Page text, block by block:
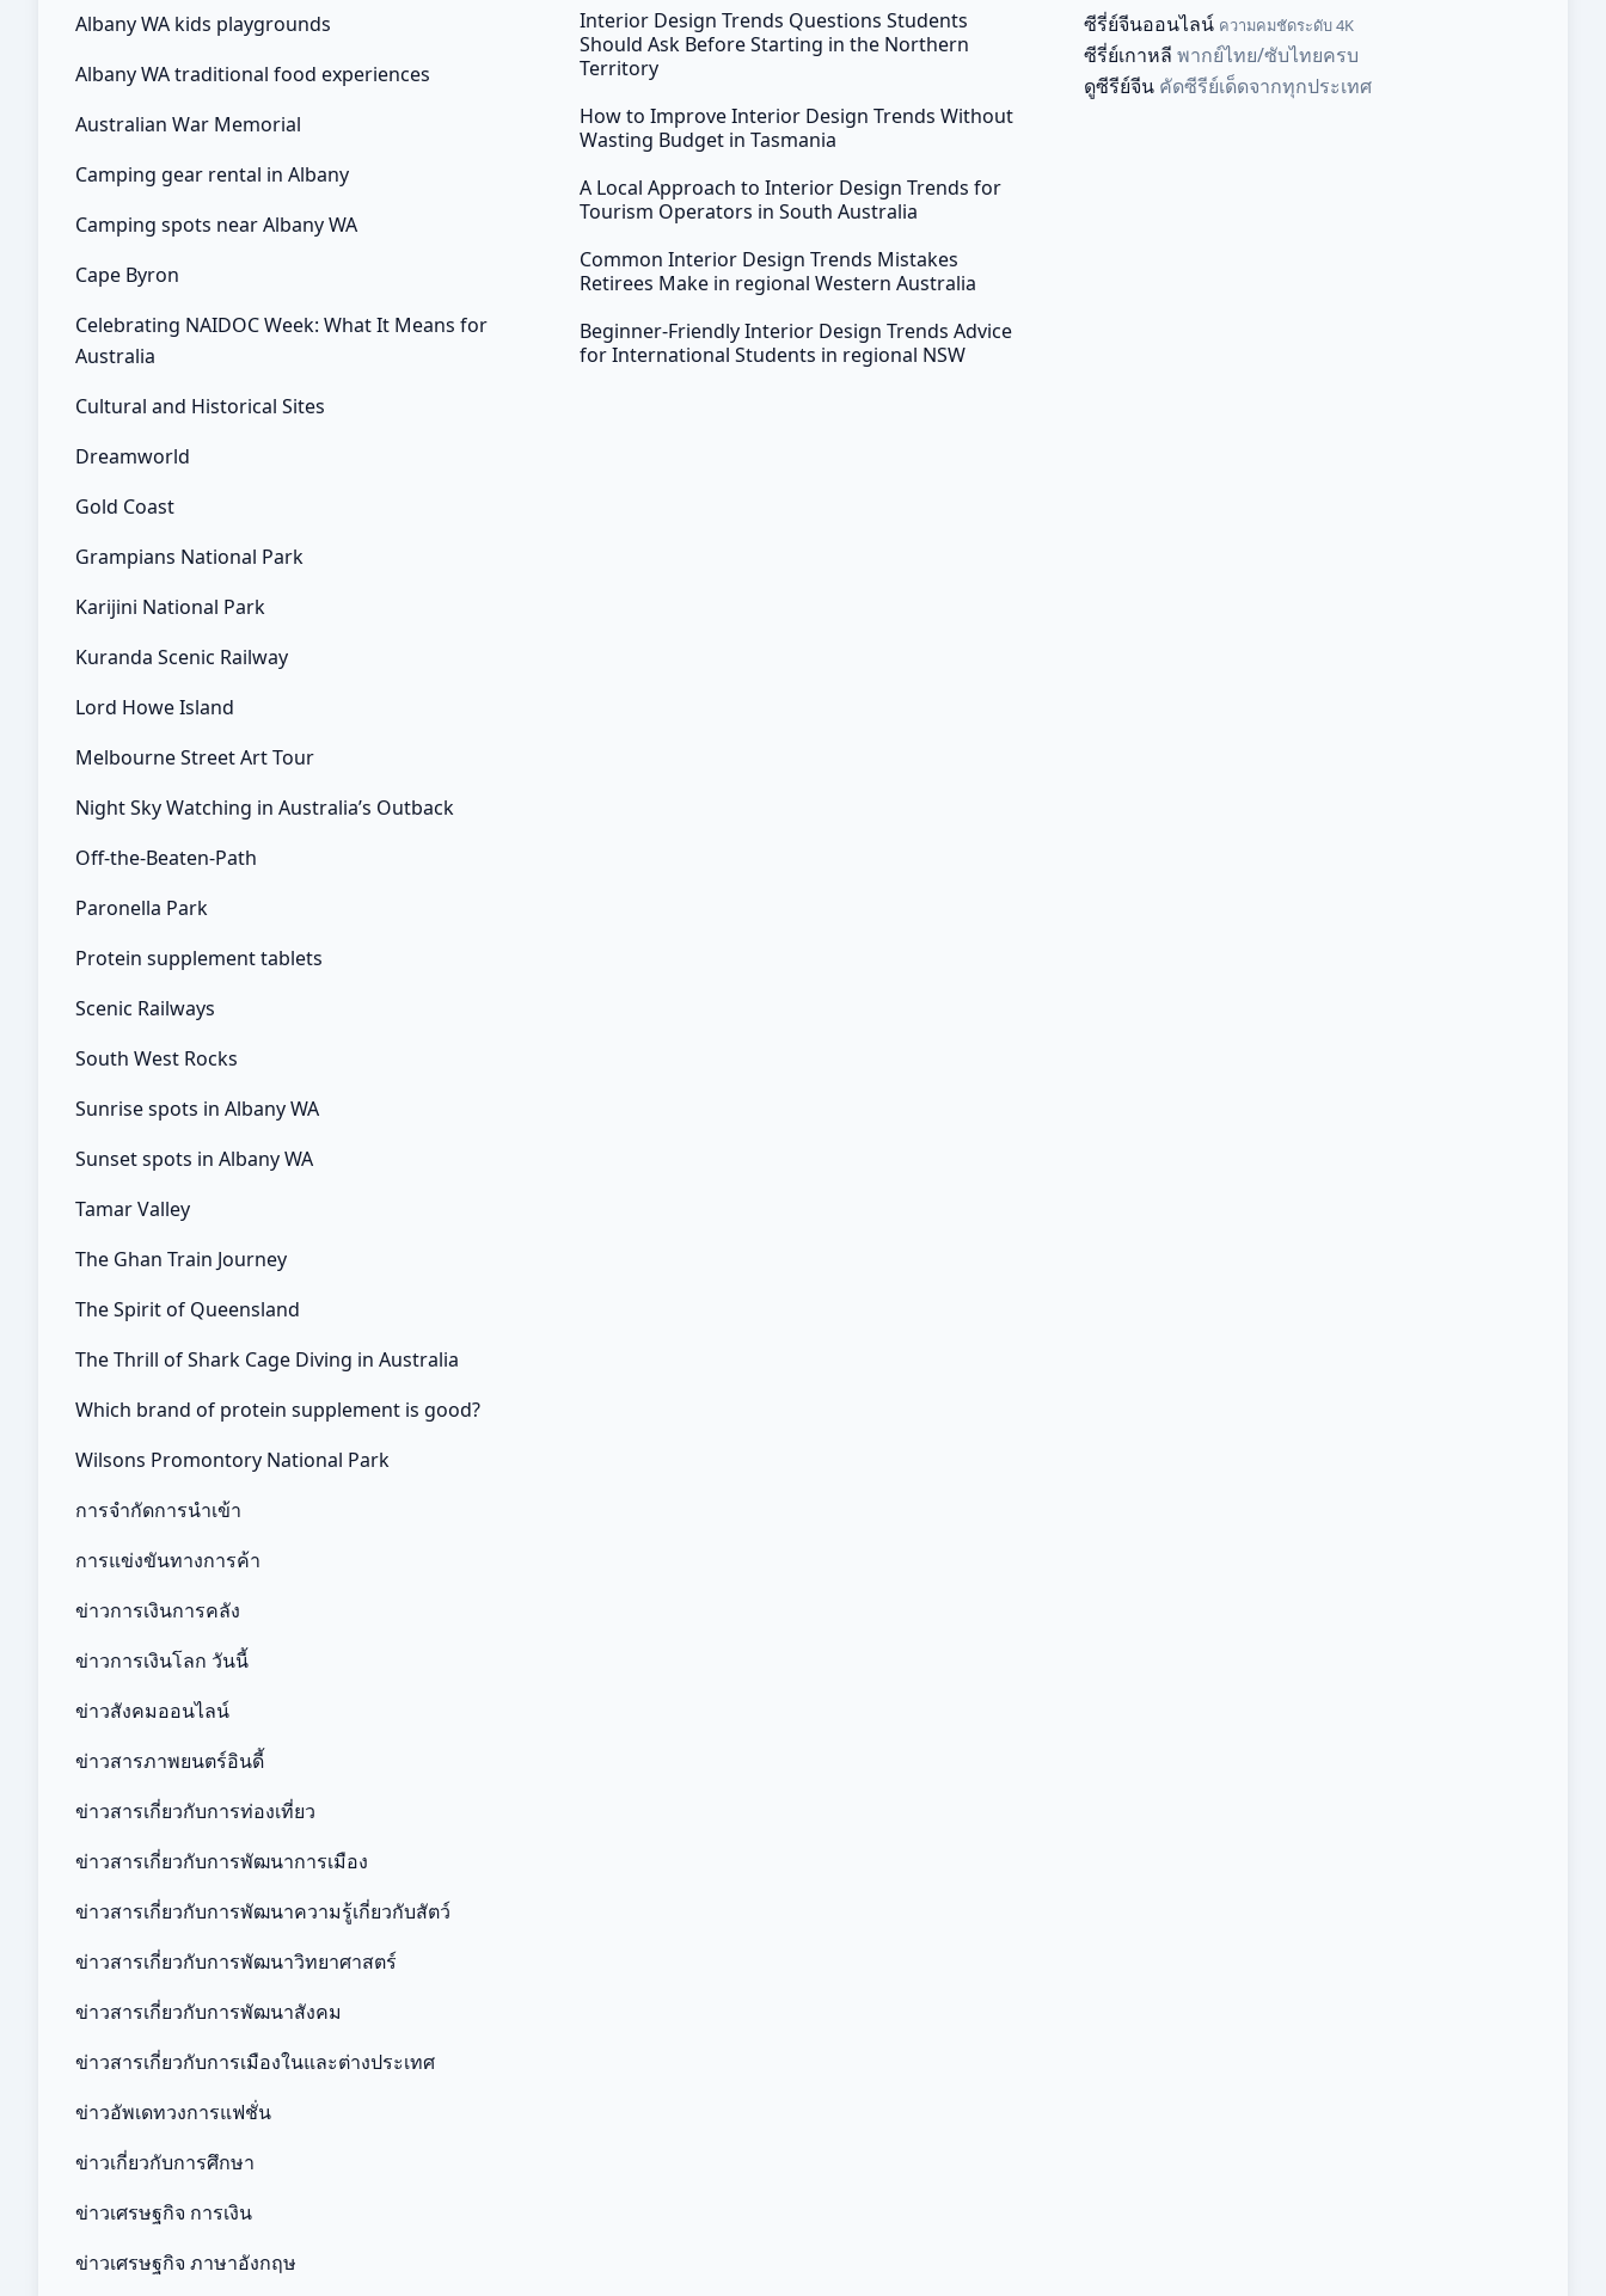
Albany WA kids playgrounds
Albany WA traditional food experiences
Australian War Memorial
Camping gear rental in Albany
Camping spots near Albany WA
Cape Byron
Celebrating NAIDOC Week: What It Means for
Australia
Cultural and Historical Sites
Dreamworld
Gold Coast
Grampians National Park
Karijini National Park
Kuranda Scenic Railway
Lord Howe Island
Melbourne Street Art Tour
Night Sky Watching in Australia’s Outback
Off-the-Beaten-Path
Paronella Park
Protein supplement tablets
Scenic Railways
South West Rocks
Sunrise spots in Albany WA
Sunset spots in Albany WA
Tamar Valley
The Ghan Train Journey
The Spirit of Queensland
The Thrill of Shark Cage Diving in Australia
Which brand of protein supplement is good?
Wilsons Promontory National Park
การจำกัดการนำเข้า
การแข่งขันทางการค้า
ข่าวการเงินการคลัง
ข่าวการเงินโลก วันนี้
ข่าวสังคมออนไลน์
ข่าวสารภาพยนตร์อินดี้
ข่าวสารเกี่ยวกับการท่องเที่ยว
ข่าวสารเกี่ยวกับการพัฒนาการเมือง
ข่าวสารเกี่ยวกับการพัฒนาความรู้เกี่ยวกับสัตว์
ข่าวสารเกี่ยวกับการพัฒนาวิทยาศาสตร์
ข่าวสารเกี่ยวกับการพัฒนาสังคม
ข่าวสารเกี่ยวกับการเมืองในและต่างประเทศ
ข่าวอัพเดทวงการแฟชั่น
ข่าวเกี่ยวกับการศึกษา
ข่าวเศรษฐกิจ การเงิน
ข่าวเศรษฐกิจ ภาษาอังกฤษ
Interior Design Trends Questions Students
Should Ask Before Starting in the Northern
Territory
How to Improve Interior Design Trends Without
Wasting Budget in Tasmania
A Local Approach to Interior Design Trends for
Tourism Operators in South Australia
Common Interior Design Trends Mistakes
Retirees Make in regional Western Australia
Beginner-Friendly Interior Design Trends Advice
for International Students in regional NSW
ซีรี่ย์จีนออนไลน์ ความคมชัดระดับ 4K
ซีรี่ย์เกาหลี พากย์ไทย/ซับไทยครบ
ดูซีรีย์จีน คัดซีรีย์เด็ดจากทุกประเทศ